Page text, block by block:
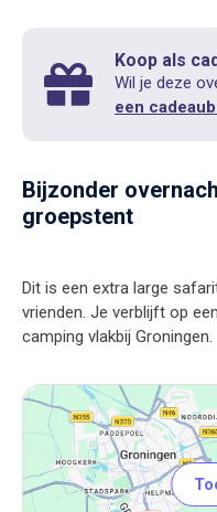
Koop als
Wil je deze
een
Bijzonder
groepstent
Dit is een extra large
vrienden. Je verblijft op